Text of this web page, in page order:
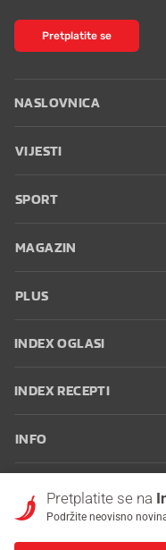
Pretplatite se
NASLOVNICA
VIJESTI
SPORT
MAGAZIN
PLUS
INDEX OGLASI
INDEX RECEPTI
INFO
korištenja
Postavke
Pretplatite se na
Podržite neovisno